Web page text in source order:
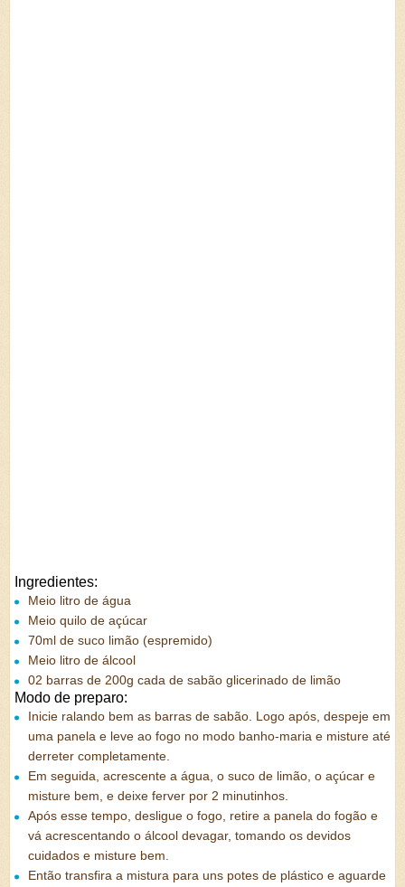
Ingredientes:
Meio litro de água
Meio quilo de açúcar
70ml de suco limão (espremido)
Meio litro de álcool
02 barras de 200g cada de sabão glicerinado de limão
Modo de preparo:
Inicie ralando bem as barras de sabão. Logo após, despeje em
uma panela e leve ao fogo no modo banho-maria e misture até
derreter completamente.
Em seguida, acrescente a água, o suco de limão, o açúcar e
misture bem, e deixe ferver por 2 minutinhos.
Após esse tempo, desligue o fogo, retire a panela do fogão e
vá acrescentando o álcool devagar, tomando os devidos
cuidados e misture bem.
Então transfira a mistura para uns potes de plástico e aguarde